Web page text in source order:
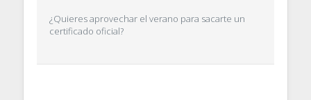
¿Quieres aprovechar el verano para sacarte un
certificado oficial?